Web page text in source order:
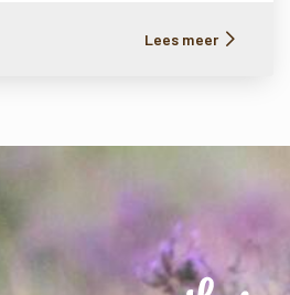
Lees meer